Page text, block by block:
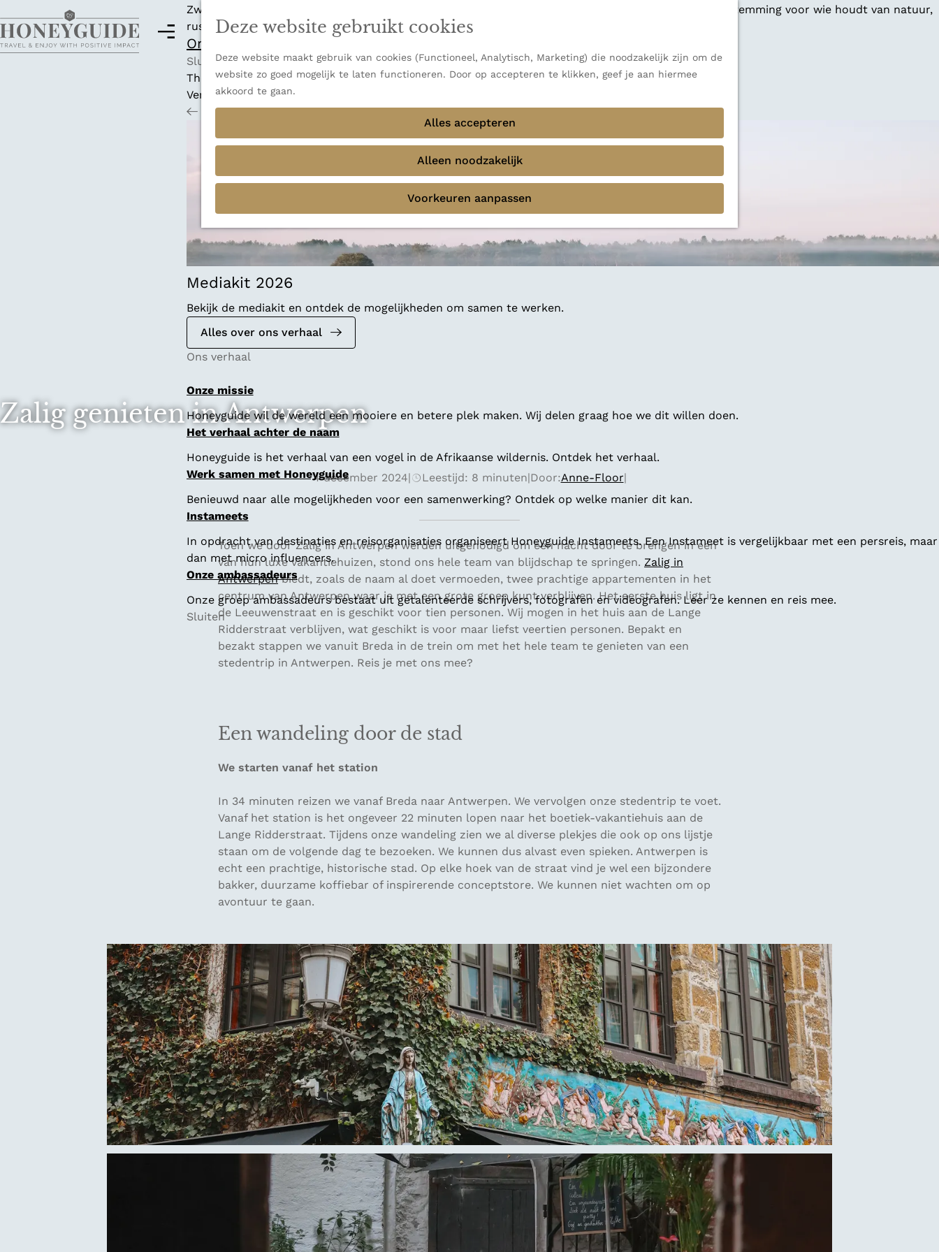
Deze website gebruikt cookies
Deze website maakt gebruik van cookies (Functioneel, Analytisch, Marketing) die noodzakelijk zijn om de
website zo goed mogelijk te laten functioneren. Door op accepteren te klikken, geef je aan hiermee
akkoord te gaan.
Alles accepteren
Alleen noodzakelijk
Voorkeuren aanpassen
M
Zwitserland is misschien vooral bekend om zijn indrukwekkende Alpen, maar ook een veelzijdige bestemming voor wie houdt van natuur,
rust en adembenemende uitzichten.
Ontdek alle bestemmingen
Sluiten
Thema's
Verborgen parels
Terug Ons verhaal
Mediakit 2026
Bekijk de mediakit en ontdek de mogelijkheden om samen te werken.
Alles over ons verhaal
Ons verhaal
Onze missie
Honeyguide wil de wereld een mooiere en betere plek maken. Wij delen graag hoe we dit willen doen.
Het verhaal achter de naam
Honeyguide is het verhaal van een vogel in de Afrikaanse wildernis. Ontdek het verhaal.
Werk samen met Honeyguide
Benieuwd naar alle mogelijkheden voor een samenwerking? Ontdek op welke manier dit kan.
Instameets
In opdracht van destinaties en reisorganisaties organiseert Honeyguide Instameets. Een Instameet is vergelijkbaar met een persreis, maar
dan met micro influencers.
Onze ambassadeurs
Onze groep ambassadeurs bestaat uit getalenteerde schrijvers, fotografen en videografen. Leer ze kennen en reis mee.
Sluiten
Zalig genieten in Antwerpen
4 december 2024| Leestijd: 8 minuten|Door:Anne-Floor|
Toen we door Zalig in Antwerpen werden uitgenodigd om een nacht door te brengen in een
van hun luxe vakantiehuizen, stond ons hele team van blijdschap te springen. Zalig in
Antwerpenbiedt, zoals de naam al doet vermoeden, twee prachtige appartementen in het
centrum van Antwerpen waar je met een grote groep kunt verblijven. Het eerste huis ligt in
de Leeuwenstraat en is geschikt voor tien personen. Wij mogen in het huis aan de Lange
Ridderstraat verblijven, wat geschikt is voor maar liefst veertien personen. Bepakt en
bezakt stappen we vanuit Breda in de trein om met het hele team te genieten van een
stedentrip in Antwerpen. Reis je met ons mee?
Een wandeling door de stad
We starten vanaf het station
In 34 minuten reizen we vanaf Breda naar Antwerpen. We vervolgen onze stedentrip te voet.
Vanaf het station is het ongeveer 22 minuten lopen naar het boetiek-vakantiehuis aan de
Lange Ridderstraat. Tijdens onze wandeling zien we al diverse plekjes die ook op ons lijstje
staan om de volgende dag te bezoeken. We kunnen dus alvast even spieken. Antwerpen is
echt een prachtige, historische stad. Op elke hoek van de straat vind je wel een bijzondere
bakker, duurzame koffiebar of inspirerende conceptstore. We kunnen niet wachten om op
avontuur te gaan.